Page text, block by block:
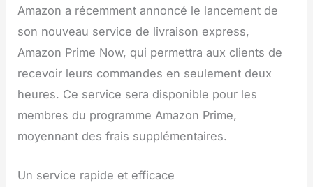
Amazon a récemment annoncé le lancement de
son nouveau service de livraison express,
Amazon Prime Now, qui permettra aux clients de
recevoir leurs commandes en seulement deux
heures. Ce service sera disponible pour les
membres du programme Amazon Prime,
moyennant des frais supplémentaires.
Un service rapide et efficace